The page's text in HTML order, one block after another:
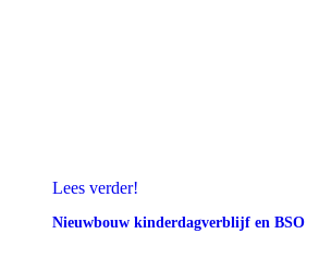
Lees verder!
Nieuwbouw kinderdagverblijf en BSO